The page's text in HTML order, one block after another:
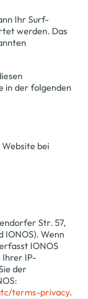
Ihr Surf-
werden. Das
in der folgenden
bei
Str. 57,
IONOS). Wenn
IONOS
Ihrer IP-
der
terms-privacy.